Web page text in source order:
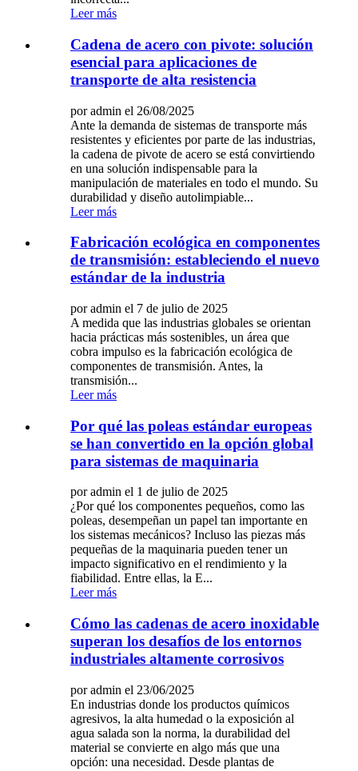
Leer más
Cadena de acero con pivote: solución
esencial para aplicaciones de
transporte de alta resistencia
por admin el 26/08/2025
Ante la demanda de sistemas de transporte más
resistentes y eficientes por parte de las industrias,
la cadena de pivote de acero se está convirtiendo
en una solución indispensable para la
manipulación de materiales en todo el mundo. Su
durabilidad y diseño autolimpiable...
Leer más
Fabricación ecológica en componentes
de transmisión: estableciendo el nuevo
estándar de la industria
por admin el 7 de julio de 2025
A medida que las industrias globales se orientan
hacia prácticas más sostenibles, un área que
cobra impulso es la fabricación ecológica de
componentes de transmisión. Antes, la
transmisión...
Leer más
Por qué las poleas estándar europeas
se han convertido en la opción global
para sistemas de maquinaria
por admin el 1 de julio de 2025
¿Por qué los componentes pequeños, como las
poleas, desempeñan un papel tan importante en
los sistemas mecánicos? Incluso las piezas más
pequeñas de la maquinaria pueden tener un
impacto significativo en el rendimiento y la
fiabilidad. Entre ellas, la E...
Leer más
Cómo las cadenas de acero inoxidable
superan los desafíos de los entornos
industriales altamente corrosivos
por admin el 23/06/2025
En industrias donde los productos químicos
agresivos, la alta humedad o la exposición al
agua salada son la norma, la durabilidad del
material se convierte en algo más que una
opción: una necesidad. Desde plantas de